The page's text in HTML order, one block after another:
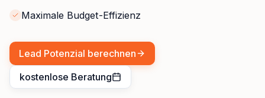
Maximale Budget-Effizienz
Lead Potenzial berechnen
kostenlose Beratung